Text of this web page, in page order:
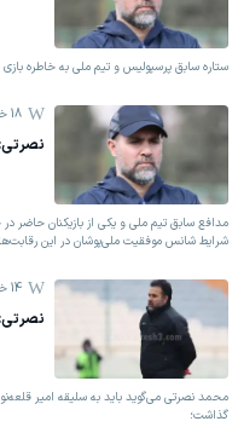
ستاره سابق پرسپولیس و تیم ملی به خاطره
18 خرداد
شرایط شانس موفقیت ملی‌پوشان در این
14 خرداد
نصرتی:
محمد نصرتی می‌گوید باید به سلیقه امیر
گذاشت؛